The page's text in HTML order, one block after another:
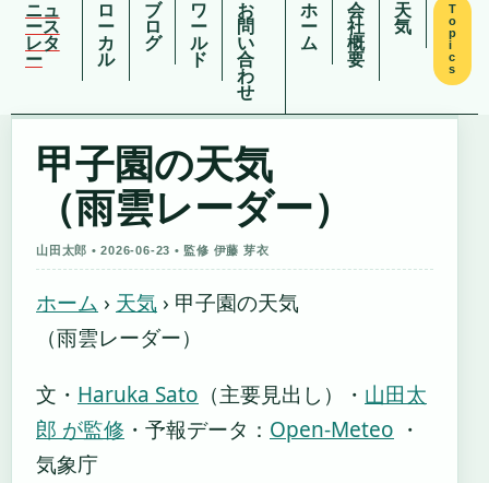
ニュ
ース
レタ
ー
ロ
ー
カ
ル
ブ
ロ
グ
ワ
ー
ル
ド
お
問
い
合
わ
せ
ホ
ー
ム
会
社
概
要
天
気
T
o
p
i
c
s
甲子園の天気
（雨雲レーダー）
山田太郎 • 2026-06-23 • 監修 伊藤 芽衣
ホーム › 天気 › 甲子園の天気
（雨雲レーダー）
文・ Haruka Sato （主要見出し） ・ 山田太
郎 が監修 ・ 予報データ： Open-Meteo ・
気象庁